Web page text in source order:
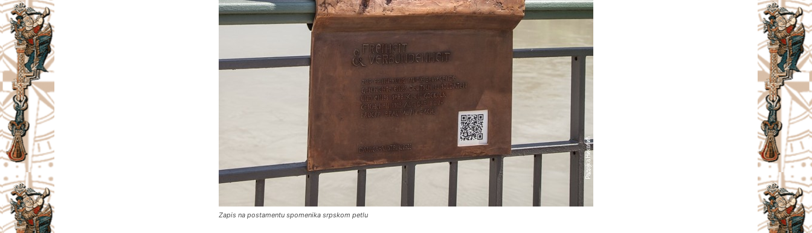
Zapis na postamentu spomenika srpskom petlu